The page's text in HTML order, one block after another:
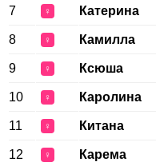
7 ♀ Катерина
8 ♀ Камилла
9 ♀ Ксюша
10 ♀ Каролина
11 ♀ Китана
12 ♀ Карема